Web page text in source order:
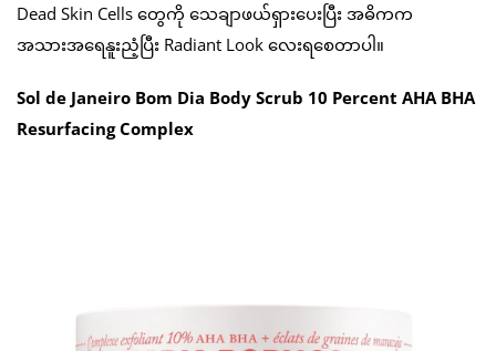
Dead Skin Cells တွေကို သေချာဖယ်ရှားပေးပြီး အဓိကက
အသားအရေနူးညံ့ပြီး Radiant Look လေးရစေတာပါ။
Sol de Janeiro Bom Dia Body Scrub 10 Percent AHA BHA
Resurfacing Complex